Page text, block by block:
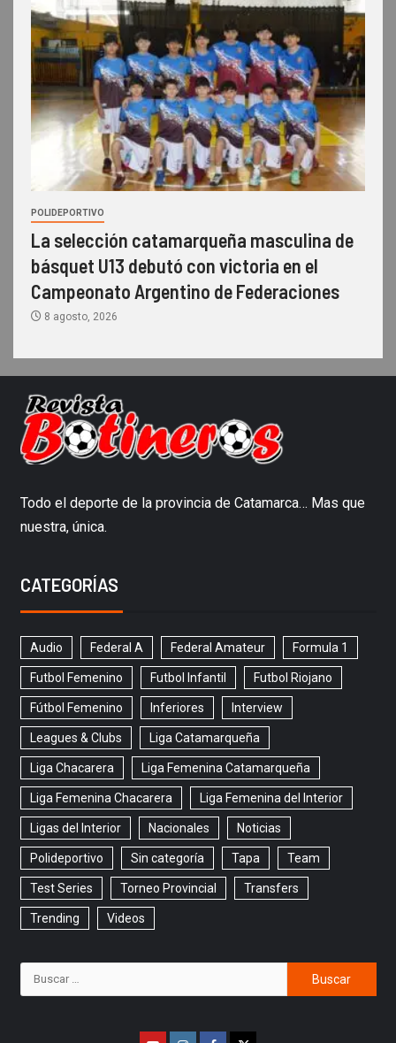
POLIDEPORTIVO
La selección catamarqueña masculina de
básquet U13 debutó con victoria en el
Campeonato Argentino de Federaciones
8 agosto, 2026
Todo el deporte de la provincia de Catamarca… Mas que
nuestra, única.
CATEGORÍAS
Audio Federal A Federal Amateur Formula 1
Futbol Femenino Futbol Infantil Futbol Riojano
Fútbol Femenino Inferiores Interview
Leagues & Clubs Liga Catamarqueña
Liga Chacarera Liga Femenina Catamarqueña
Liga Femenina Chacarera Liga Femenina del Interior
Ligas del Interior Nacionales Noticias
Polideportivo Sin categoría Tapa Team
Test Series Torneo Provincial Transfers
Trending Videos